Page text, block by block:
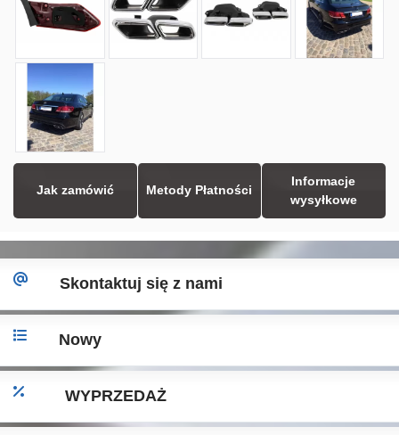
Jak zamówić Metody Płatności
Informacje
wysyłkowe
Skontaktuj się z nami
Nowy
WYPRZEDAŻ